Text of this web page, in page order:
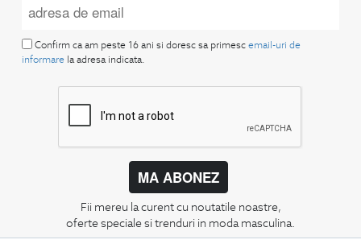
Confirm ca am peste 16 ani si doresc sa primesc email-uri de
informare la adresa indicata.
MA ABONEZ
Fii mereu la curent cu noutatile noastre,
oferte speciale si trenduri in moda masculina.